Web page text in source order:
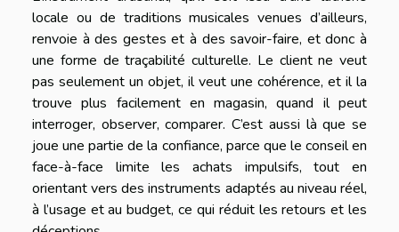
locale ou de traditions musicales venues d’ailleurs,
renvoie à des gestes et à des savoir-faire, et donc à
une forme de traçabilité culturelle. Le client ne veut
pas seulement un objet, il veut une cohérence, et il la
trouve plus facilement en magasin, quand il peut
interroger, observer, comparer. C’est aussi là que se
joue une partie de la confiance, parce que le conseil en
face-à-face limite les achats impulsifs, tout en
orientant vers des instruments adaptés au niveau réel,
à l’usage et au budget, ce qui réduit les retours et les